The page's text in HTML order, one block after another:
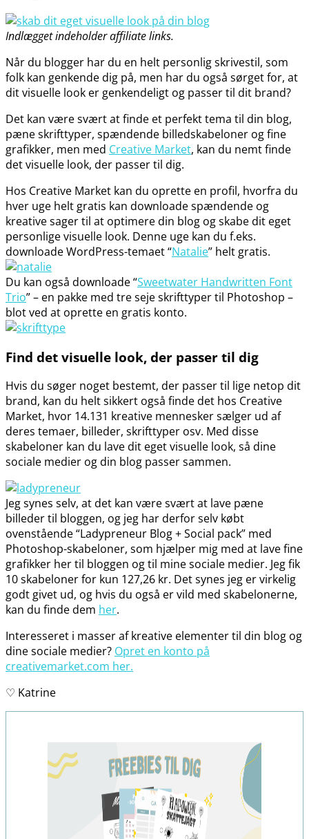
Indlægget indeholder affiliate links.
Når du blogger har du en helt personlig skrivestil, som
folk kan genkende dig på, men har du også sørget for, at
dit visuelle look er genkendeligt og passer til dit brand?
Det kan være svært at finde et perfekt tema til din blog,
pæne skrifttyper, spændende billedskabeloner og fine
grafikker, men med Creative Market, kan du nemt finde
det visuelle look, der passer til dig.
Hos Creative Market kan du oprette en profil, hvorfra du
hver uge helt gratis kan downloade spændende og
kreative sager til at optimere din blog og skabe dit eget
personlige visuelle look. Denne uge kan du f.eks.
downloade WordPress-temaet “Natalie” helt gratis.
Du kan også downloade “Sweetwater Handwritten Font
Trio” – en pakke med tre seje skrifttyper til Photoshop –
blot ved at oprette en gratis konto.
Find det visuelle look, der passer til dig
Hvis du søger noget bestemt, der passer til lige netop dit
brand, kan du helt sikkert også finde det hos Creative
Market, hvor 14.131 kreative mennesker sælger ud af
deres temaer, billeder, skrifttyper osv. Med disse
skabeloner kan du lave dit eget visuelle look, så dine
sociale medier og din blog passer sammen.
Jeg synes selv, at det kan være svært at lave pæne
billeder til bloggen, og jeg har derfor selv købt
ovenstående “Ladypreneur Blog + Social pack” med
Photoshop-skabeloner, som hjælper mig med at lave fine
grafikker her til bloggen og til mine sociale medier. Jeg fik
10 skabeloner for kun 127,26 kr. Det synes jeg er virkelig
godt givet ud, og hvis du også er vild med skabelonerne,
kan du finde dem her.
Interesseret i masser af kreative elementer til din blog og
dine sociale medier? Opret en konto på
creativemarket.com her.
♡ Katrine